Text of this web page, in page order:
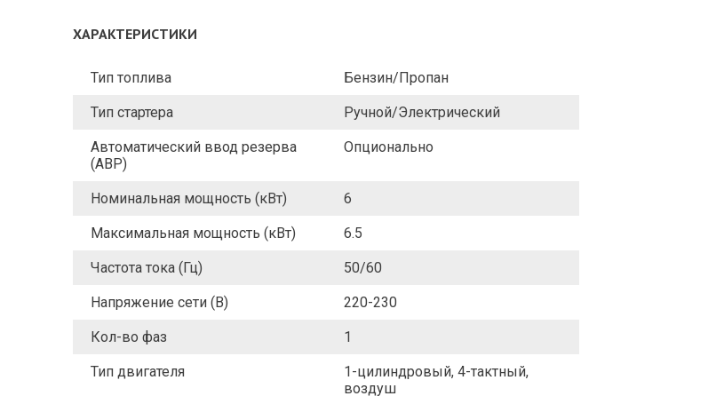
ХАРАКТЕРИСТИКИ
Тип топлива Бензин/Пропан
Тип стартера Ручной/Электрический
Автоматический ввод резерва
(АВР)
Опционально
Номинальная мощность (кВт) 6
Максимальная мощность (кВт) 6.5
Частота тока (Гц) 50/60
Напряжение сети (В) 220-230
Кол-во фаз 1
Тип двигателя
1-цилиндровый, 4-тактный,
воздуш